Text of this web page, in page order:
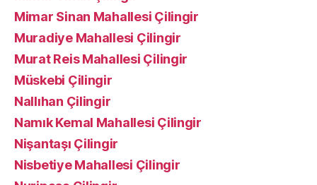
Mimar Sinan Mahallesi Çilingir
Muradiye Mahallesi Çilingir
Murat Reis Mahallesi Çilingir
Müskebi Çilingir
Nallıhan Çilingir
Namık Kemal Mahallesi Çilingir
Nişantaşı Çilingir
Nisbetiye Mahallesi Çilingir